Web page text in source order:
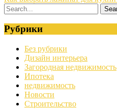
Рубрики
Без рубрики
Дизайн интерьера
Загородная недвижимость
Ипотека
недвижимость
Новости
Строительство